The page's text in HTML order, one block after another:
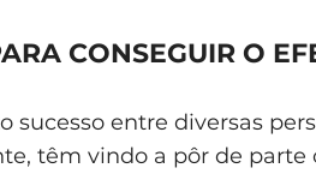
CONSEGUIR O
sucesso entre diversas
têm vindo a pôr de parte